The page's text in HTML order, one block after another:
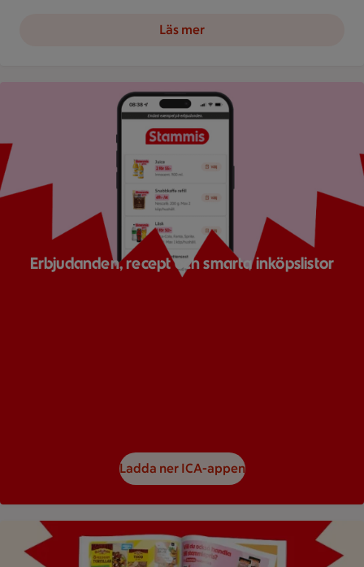
Läs mer
Bild på mobil som visar ICA appen
Erbjudanden, recept och smarta inköpslistor
Ladda ner ICA-appen
Bild på ett reklamblad